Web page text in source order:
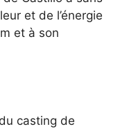
et de l’énergie
et à son
casting de